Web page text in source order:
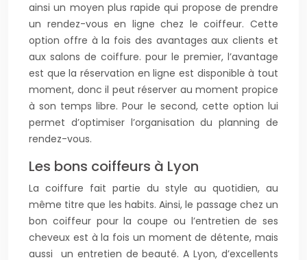
ainsi un moyen plus rapide qui propose de prendre
un rendez-vous en ligne chez le coiffeur. Cette
option offre à la fois des avantages aux clients et
aux salons de coiffure. pour le premier, l’avantage
est que la réservation en ligne est disponible à tout
moment, donc il peut réserver au moment propice
à son temps libre. Pour le second, cette option lui
permet d’optimiser l’organisation du planning de
rendez-vous.
Les bons coiffeurs à Lyon
La coiffure fait partie du style au quotidien, au
même titre que les habits. Ainsi, le passage chez un
bon coiffeur pour la coupe ou l’entretien de ses
cheveux est à la fois un moment de détente, mais
aussi un entretien de beauté. A Lyon, d’excellents